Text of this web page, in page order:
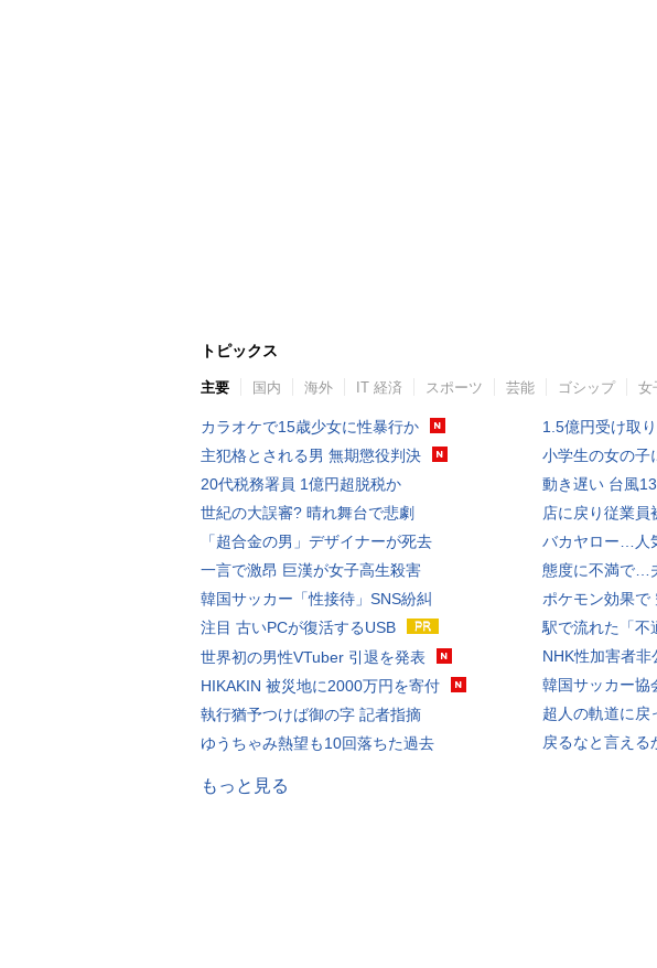
トピックス
主要 国内 海外 IT 経済 スポーツ 芸能 ゴシップ 女
カラオケで15歳少女に性暴行か
主犯格とされる男 無期懲役判決
20代税務署員 1億円超脱税か
世紀の大誤審? 晴れ舞台で悲劇
「超合金の男」デザイナーが死去
一言で激昂 巨漢が女子高生殺害
韓国サッカー「性接待」SNS紛糾
注目 古いPCが復活するUSB
世界初の男性VTuber 引退を発表
HIKAKIN 被災地に2000万円を寄付
執行猶予つけば御の字 記者指摘
ゆうちゃみ熱望も10回落ちた過去
1.5億円受け取
小学生の女の子
動き遅い 台風
店に戻り従業員
バカヤロー…人
態度に不満で…
ポケモン効果で
駅で流れた「不
NHK性加害者非
韓国サッカー協
超人の軌道に戻
戻るなと言える
もっと見る